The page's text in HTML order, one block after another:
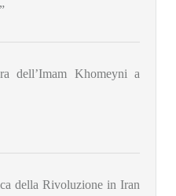
dell’Imam Khomeyni a
della Rivoluzione in Iran